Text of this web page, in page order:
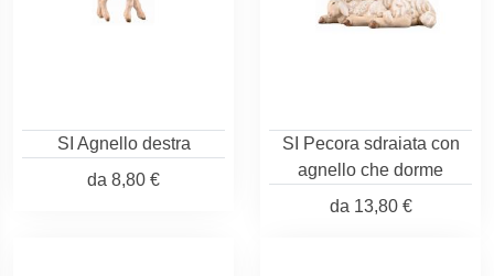
SI Agnello destra
da 8,80 €
SI Pecora sdraiata con
agnello che dorme
da 13,80 €